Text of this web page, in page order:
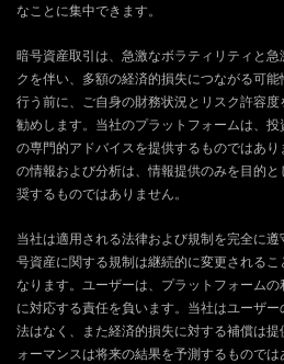
なことに集中できます。
暗号資産取引は、急激なボラティリティと
クを伴い、多額の経済的損失につながる可
行う前に、ご自身の財務状況とリスク許容
勧めします。当社のプラットフォームは、
の専門的アドバイスを提供するものではあ
の情報および分析は、情報提供のみを目的
奨するものではありません。
当社は適用される法律および規制を完全に
号資産に関する規制は継続的に変更される
なります。ユーザーは、プラットフォーム
に対応する責任を負います。当社はユーザ
法はなく、また経済的損失に対する補償は
ォーマンスは将来の結果を予測するもので